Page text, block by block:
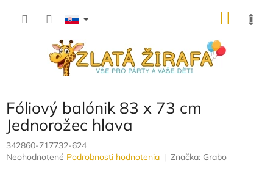
Fóliový balónik 83 x 73 cm
Jednorožec hlava
342860-717732-624
Priemerné
Neohodnotené Podrobnosti hodnotenia Značka: Grabo